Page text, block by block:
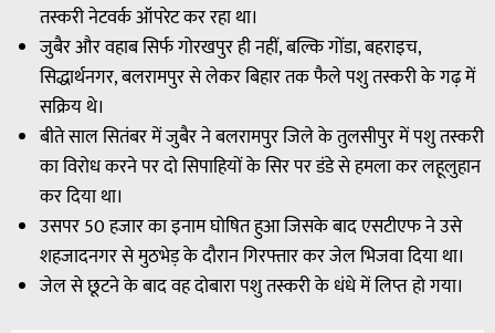
तस्करी नेटवर्क ऑपरेट कर रहा था।
जुबैर और वहाब सिर्फ गोरखपुर ही नहीं, बल्कि गोंडा, बहराइच,
सिद्धार्थनगर, बलरामपुर से लेकर बिहार तक फैले पशु तस्करी के गढ़ में
सक्रिय थे।
बीते साल सितंबर में जुबैर ने बलरामपुर जिले के तुलसीपुर में पशु तस्करी
का विरोध करने पर दो सिपाहियों के सिर पर डंडे से हमला कर लहूलुहान
कर दिया था।
उसपर 50 हजार का इनाम घोषित हुआ जिसके बाद एसटीएफ ने उसे
शहजादनगर से मुठभेड़ के दौरान गिरफ्तार कर जेल भिजवा दिया था।
जेल से छूटने के बाद वह दोबारा पशु तस्करी के धंधे में लिप्त हो गया।